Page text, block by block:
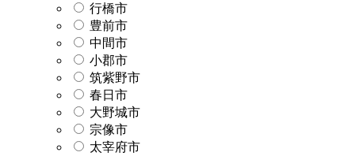
行橋市
豊前市
中間市
小郡市
筑紫野市
春日市
大野城市
宗像市
太宰府市